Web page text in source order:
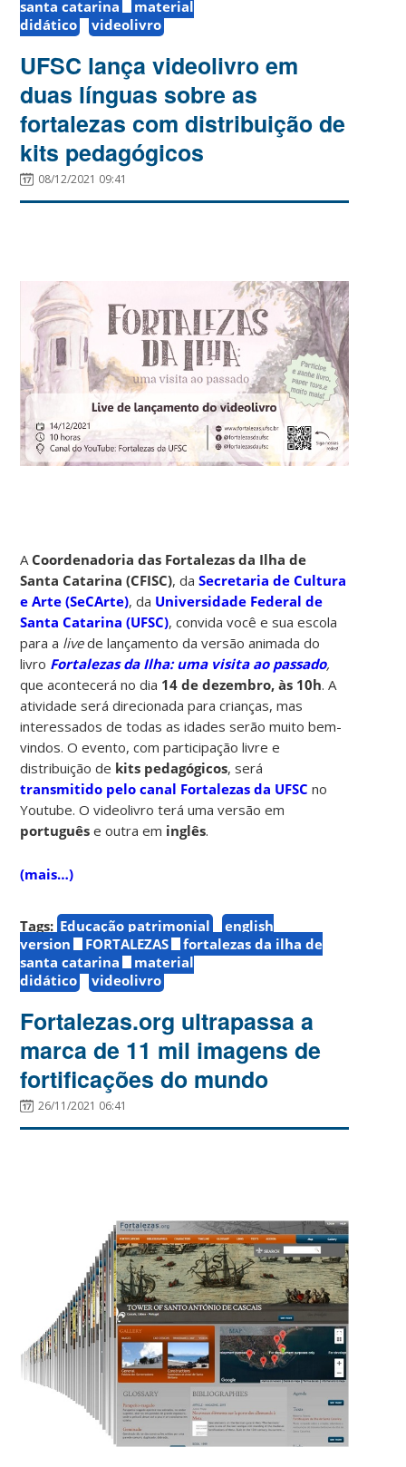
santa catarina
material
didático
videolivro
UFSC lança videolivro em
duas línguas sobre as
fortalezas com distribuição de
kits pedagógicos
08/12/2021 09:41
A Coordenadoria das Fortalezas da Ilha de
Santa Catarina (CFISC), daSecretaria de Cultura
e Arte (SeCArte), da Universidade Federal de
Santa Catarina (UFSC), convida você e sua escola
para a livede lançamento da versão animada do
livro Fortalezas da Ilha: uma visita ao passado,
que acontecerá no dia 14 de dezembro, às 10h. A
atividade será direcionada para crianças, mas
interessados de todas as idades serão muito bem-
vindos. O evento, com participação livre e
distribuição de kits pedagógicos, será
transmitido pelo canal Fortalezas da UFSC no
Youtube. O videolivro terá uma versão em
português e outra em inglês.
(mais…)
Tags: Educação patrimonial
english
version
FORTALEZAS
fortalezas da ilha de
santa catarina
material
didático
videolivro
Fortalezas.org ultrapassa a
marca de 11 mil imagens de
fortificações do mundo
26/11/2021 06:41